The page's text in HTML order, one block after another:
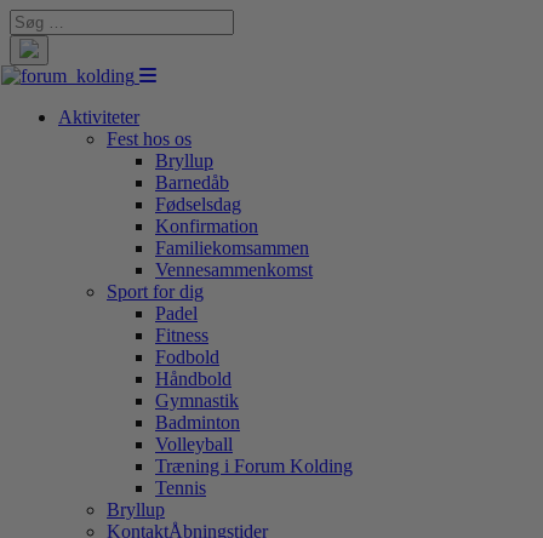
Search
for:
Aktiviteter
Fest hos os
Bryllup
Barnedåb
Fødselsdag
Konfirmation
Familiekomsammen
Vennesammenkomst
Sport for dig
Padel
Fitness
Fodbold
Håndbold
Gymnastik
Badminton
Volleyball
Træning i Forum Kolding
Tennis
Bryllup
KontaktÅbningstider